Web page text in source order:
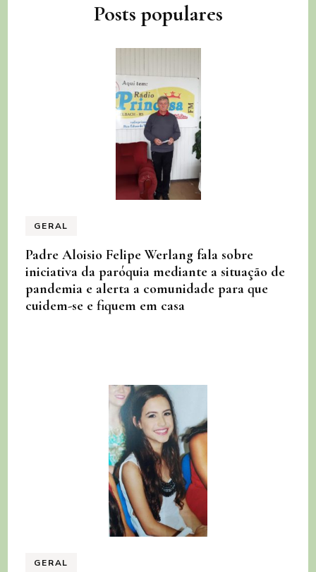
Posts populares
GERAL
Padre Aloisio Felipe Werlang fala sobre
iniciativa da paróquia mediante a situação de
pandemia e alerta a comunidade para que
cuidem-se e fiquem em casa
GERAL